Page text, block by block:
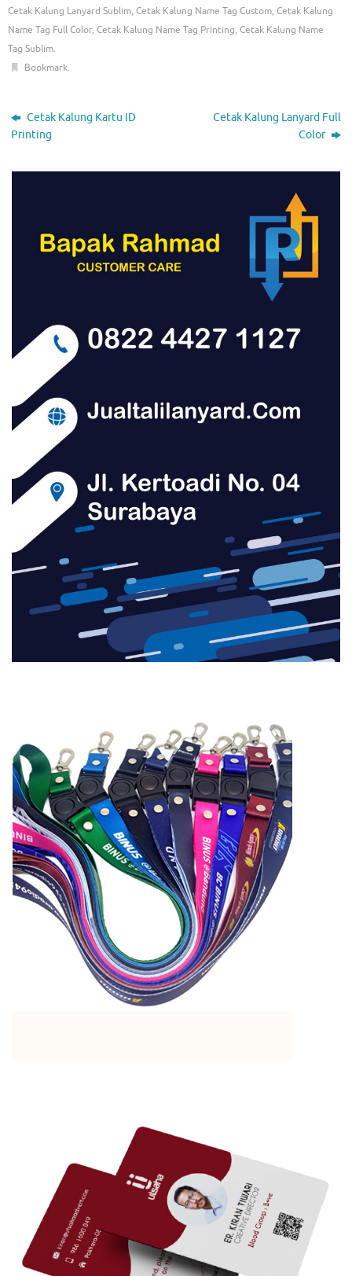
Cetak Kalung Lanyard Sublim, Cetak Kalung Name Tag Custom, Cetak Kalung
Name Tag Full Color, Cetak Kalung Name Tag Printing, Cetak Kalung Name
Tag Sublim.
Bookmark.
Cetak Kalung Kartu ID
Printing
Cetak Kalung Lanyard Full
Color